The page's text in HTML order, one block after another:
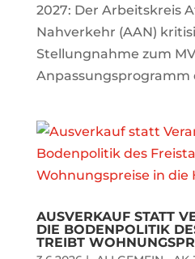
2027: Der Arbeitskreis
Nahverkehr (AAN)
Stellungnahme zum
Anpassungsprogramm
AUSVERKAUF STATT
DIE BODENPOLITIK
TREIBT